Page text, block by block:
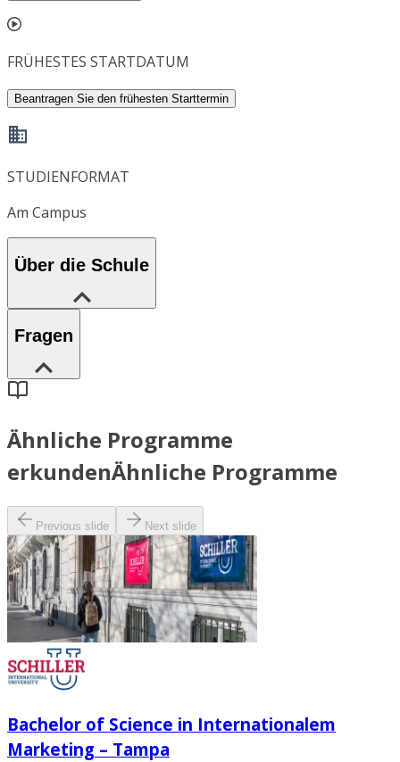
FRÜHESTES STARTDATUM
Beantragen Sie den frühesten Starttermin
STUDIENFORMAT
Am Campus
Über die Schule
Fragen
Ähnliche Programme
erkundenÄhnliche Programme
Previous slide Next slide
Bachelor of Science in Internationalem
Marketing – Tampa